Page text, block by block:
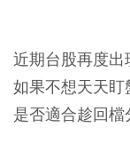
近期台股再度出
如果不想天天盯
是否適合趁回檔